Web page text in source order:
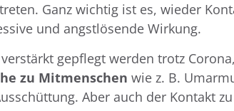
Ganz wichtig ist es, wieder
und angstlösende Wirkung.
gepflegt werden trotz
zu Mitmenschen wie z. B.
Aber auch der Kontakt